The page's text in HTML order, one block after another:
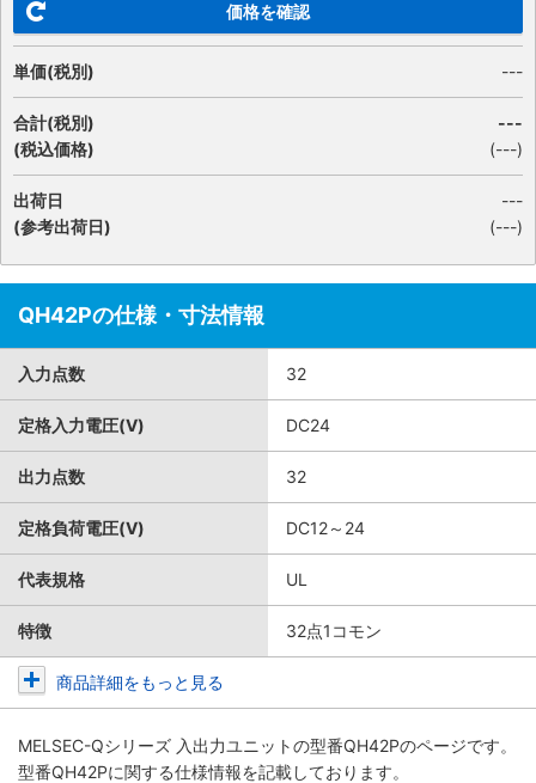
価格を確認
単価(税別) ---
合計(税別)
(税込価格)
---
(---)
出荷日
(参考出荷日)
---
(---)
QH42Pの仕様・寸法情報
入力点数 32
定格入力電圧(V) DC24
出力点数 32
定格負荷電圧(V) DC12～24
代表規格 UL
特徴 32点1コモン
商品詳細をもっと見る
MELSEC-Qシリーズ 入出力ユニットの型番QH42Pのページです。
型番QH42Pに関する仕様情報を記載しております。